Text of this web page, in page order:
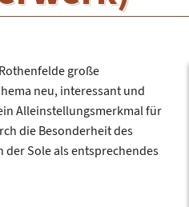
große
neu, interessant und
Alleinstellungsmerkmal für
die Besonderheit des
Sole als entsprechendes